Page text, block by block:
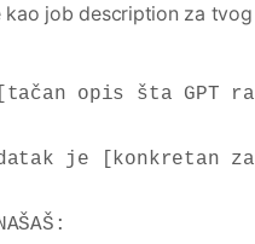
job description za
opis šta GPT
je [konkretan